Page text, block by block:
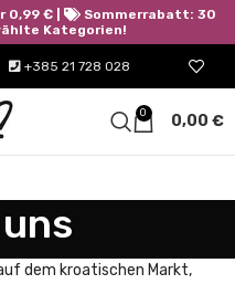
+385 21 728 028
0 0,00 €
dem kroatischen Markt,
0,99 € |
Sommerrabatt: 30
Kategorien!